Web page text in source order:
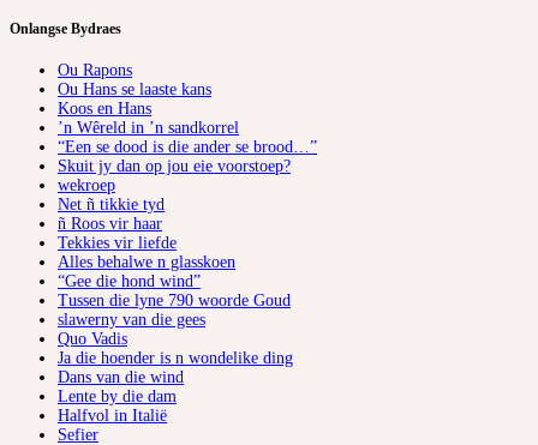
Onlangse Bydraes
Ou Rapons
Ou Hans se laaste kans
Koos en Hans
’n Wêreld in ’n sandkorrel
“Een se dood is die ander se brood…”
Skuit jy dan op jou eie voorstoep?
wekroep
Net ñ tikkie tyd
ñ Roos vir haar
Tekkies vir liefde
Alles behalwe n glasskoen
“Gee die hond wind”
Tussen die lyne 790 woorde Goud
slawerny van die gees
Quo Vadis
Ja die hoender is n wondelike ding
Dans van die wind
Lente by die dam
Halfvol in Italië
Sefier